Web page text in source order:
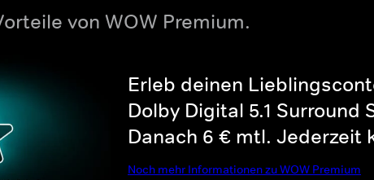
von WOW Premium.
Erleb deinen
Dolby Digital 5.1 Surround
Danach 6 € mtl. Jederzeit
Noch mehr Informationen zu WOW Premium